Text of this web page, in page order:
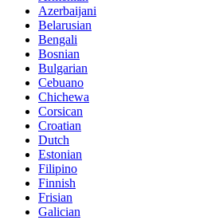
Azerbaijani
Belarusian
Bengali
Bosnian
Bulgarian
Cebuano
Chichewa
Corsican
Croatian
Dutch
Estonian
Filipino
Finnish
Frisian
Galician